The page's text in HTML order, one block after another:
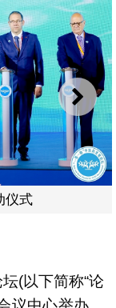
下一
仪式
(以下简称“论